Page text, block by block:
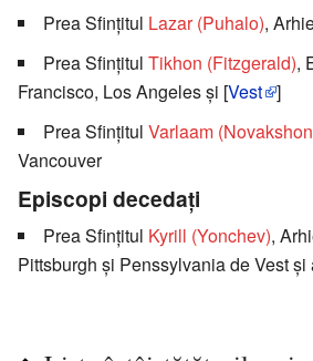
Prea Sfinţitul Lazar (Puhalo),
Prea Sfinţitul Tikhon (Fitzgerald),
Francisco, Los Angeles şi [Vest ]
Prea Sfinţitul Varlaam
Vancouver
Episcopi decedaţi
Prea Sfinţitul Kyrill (Yonchev),
Pittsburgh şi Penssylvania de Vest şi